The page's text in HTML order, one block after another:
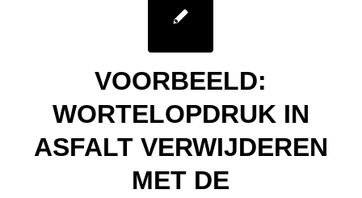
VOORBEELD:
WORTELOPDRUK IN
ASFALT VERWIJDEREN
MET DE